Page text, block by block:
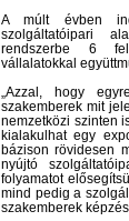
A múlt évben
szolgáltatóipari
rendszerbe 6
vállalatokkal
„Azzal, hogy
szakemberek mit
nemzetközi szinten
kialakulhat egy
bázison rövidesen
nyújtó
folyamatot
mind pedig a
szakemberek